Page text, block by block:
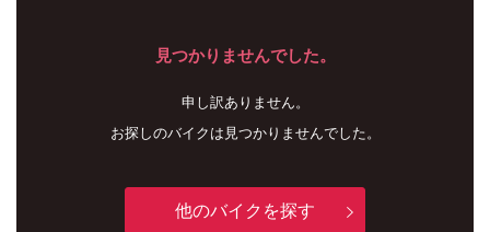
見つかりませんでした。
申し訳ありません。
お探しのバイクは見つかりませんでした。
他のバイクを探す